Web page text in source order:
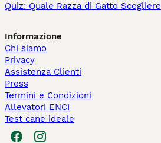
Quiz: Quale Razza di Gatto Scegliere
Informazione
Chi siamo
Privacy
Assistenza Clienti
Press
Termini e Condizioni
Allevatori ENCI
Test cane ideale